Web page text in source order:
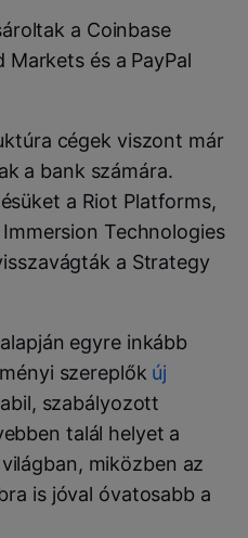
a Coinbase
Marketsés a PayPal
cégek viszont már
a bank számára.
a Riot Platforms,
Technologies
a Strategy
egyre inkább
szereplők új
szabályozott
talál helyet a
miközben az
is jóval óvatosabb a